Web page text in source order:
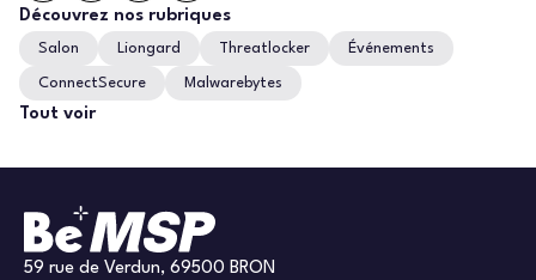
Découvrez nos rubriques
Salon Liongard Threatlocker Événements
ConnectSecure Malwarebytes
Tout voir
59 rue de Verdun, 69500 BRON